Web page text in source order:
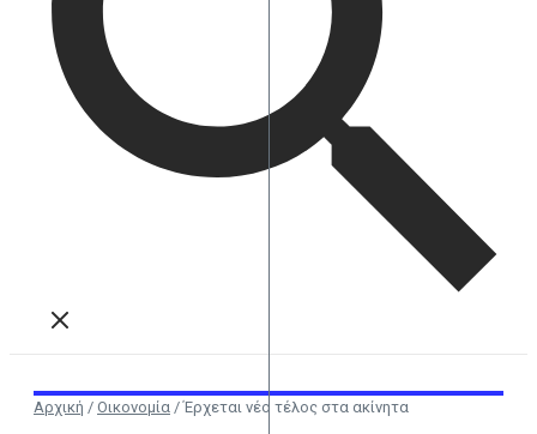
Αρχική / Οικονομία /Έρχεται νέο τέλος στα ακίνητα